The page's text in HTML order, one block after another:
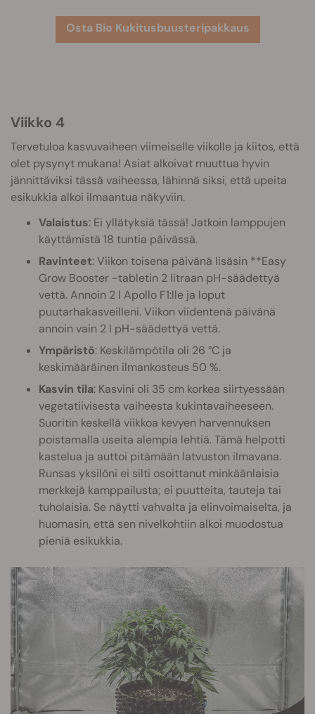
Osta Bio Kukitusbuusteripakkaus
Viikko 4
Tervetuloa kasvuvaiheen viimeiselle viikolle ja kiitos, että
olet pysynyt mukana! Asiat alkoivat muuttua hyvin
jännittäviksi tässä vaiheessa, lähinnä siksi, että upeita
esikukkia alkoi ilmaantua näkyviin.
Valaistus: Ei yllätyksiä tässä! Jatkoin lamppujen
käyttämistä 18 tuntia päivässä.
Ravinteet: Viikon toisena päivänä lisäsin **Easy
Grow Booster -tabletin 2 litraan pH-säädettyä
vettä. Annoin 2 l Apollo F1:lle ja loput
puutarhakasveilleni. Viikon viidentenä päivänä
annoin vain 2 l pH-säädettyä vettä.
Ympäristö: Keskilämpötila oli 26 °C ja
keskimääräinen ilmankosteus 50 %.
Kasvin tila: Kasvini oli 35 cm korkea siirtyessään
vegetatiivisesta vaiheesta kukintavaiheeseen.
Suoritin keskellä viikkoa kevyen harvennuksen
poistamalla useita alempia lehtiä. Tämä helpotti
kastelua ja auttoi pitämään latvuston ilmavana.
Runsas yksilöni ei silti osoittanut minkäänlaisia
merkkejä kamppailusta; ei puutteita, tauteja tai
tuholaisia. Se näytti vahvalta ja elinvoimaiselta, ja
huomasin, että sen nivelkohtiin alkoi muodostua
pieniä esikukkia.